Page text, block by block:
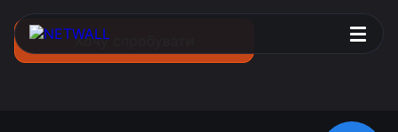
Хочу спробувати